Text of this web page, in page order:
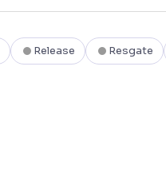
Release Resgate